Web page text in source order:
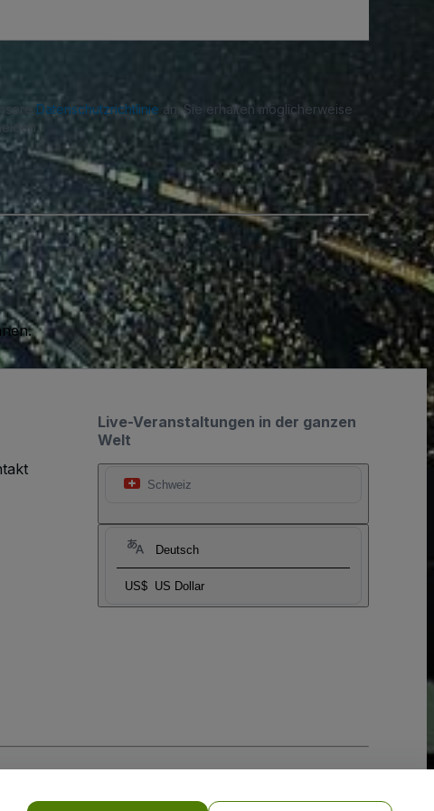
Datenschutzrichtlinie an. Sie erhalten möglicherweise
Live-Veranstaltungen in der ganzen
Welt
Schweiz
Deutsch
US$ US Dollar
Cookie-RichtlinieundDatenschutzrichtlinie für Mobilanwendungen